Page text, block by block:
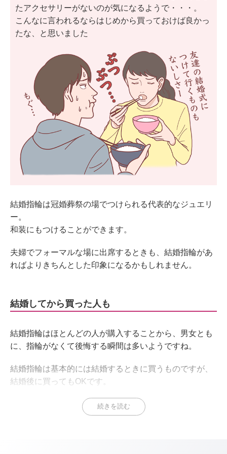
たアクセサリーがないのが気になるようで・・・。
こんなに言われるならはじめから買っておけば良かっ
たな、と思いました
結婚指輪は冠婚葬祭の場でつけられる代表的なジュエリ
ー。
和装にもつけることができます。
夫婦でフォーマルな場に出席するときも、結婚指輪があ
ればよりきちんとした印象になるかもしれません。
結婚してから買った人も
続きを読む
結婚指輪はほとんどの人が購入することから、男女とも
に、指輪がなくて後悔する瞬間は多いようですね。
結婚指輪は基本的には結婚するときに買うものですが、
結婚後に買ってもOKです。
男性から買いに行こうかと誘ってみると喜ばれそうです
し、逆に女性からお願いしてみるのも良いでしょう。